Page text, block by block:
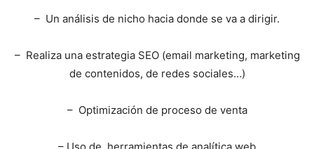
– Un análisis de nicho hacia donde se va a dirigir.
– Realiza una estrategia SEO (email marketing, marketing
de contenidos, de redes sociales…)
– Optimización de proceso de venta